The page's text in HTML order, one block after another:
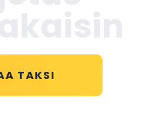
TAKSI